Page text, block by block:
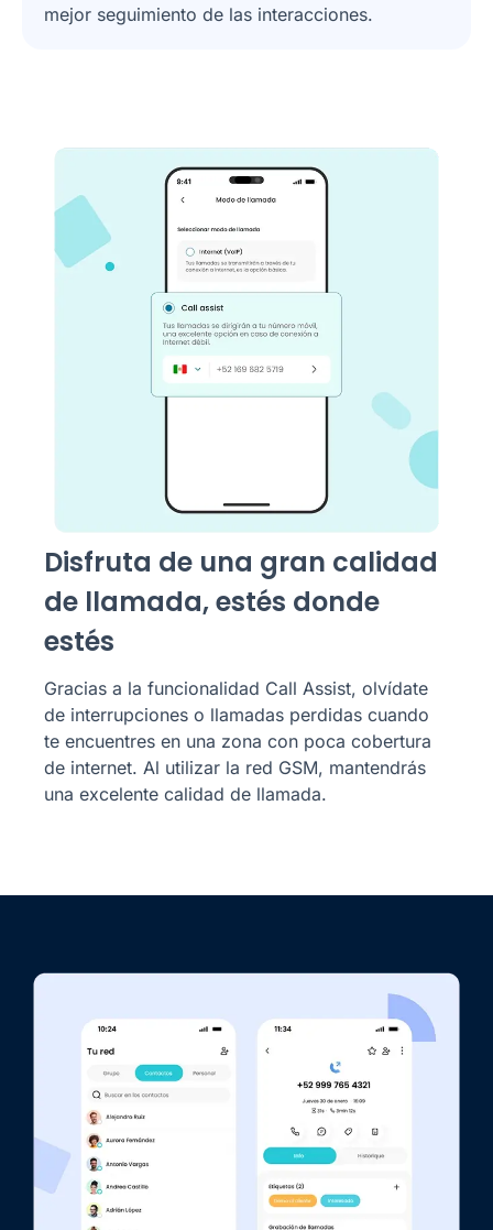
mejor seguimiento de las interacciones.
Disfruta de una gran calidad
de llamada, estés donde
estés
Gracias a la funcionalidad Call Assist, olvídate
de interrupciones o llamadas perdidas cuando
te encuentres en una zona con poca cobertura
de internet. Al utilizar la red GSM, mantendrás
una excelente calidad de llamada.